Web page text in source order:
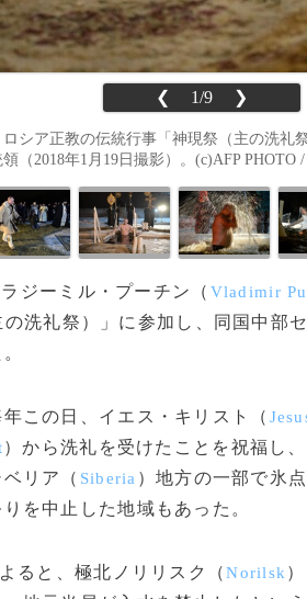
❮ 1/9 ❯
シア正教の伝統行事「神現祭（主の洗礼
（2018年1月19日撮影）。(c)AFP PHOTO
ジーミル・プーチン（ Vladimir
の洗礼祭）」に参加し、同国中部
この日、イエス・キリスト（
）から洗礼を受けたことを祝福し
リア（ Siberia ）地方の一部で氷
を中止した地域もあった。
ると、極北ノリリスク（Norilsk